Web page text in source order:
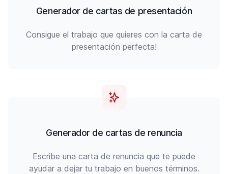
Generador de cartas de presentación
Consigue el trabajo que quieres con la carta de
presentación perfecta!
Generador de cartas de renuncia
Escribe una carta de renuncia que te puede
ayudar a dejar tu trabajo en buenos términos.